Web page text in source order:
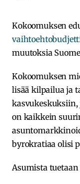
Kokoomuksen
muutoksia
Kokoomuksen
lisää kilpailua ja
kasvukeskuksiin,
on kaikkein
byrokratiaa olisi
Asumista